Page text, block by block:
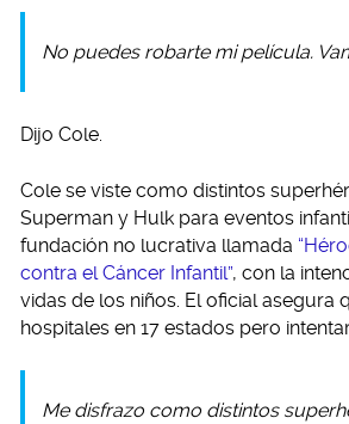
No puedes robarte mi película.
Dijo Cole.
Cole se viste como distintos
Superman y Hulk para eventos
fundación no lucrativa llamada
contra el Cáncer Infantil”, con la
vidas de los niños. El oficial asegura
hospitales en 17 estados pero
Me disfrazo como distintos